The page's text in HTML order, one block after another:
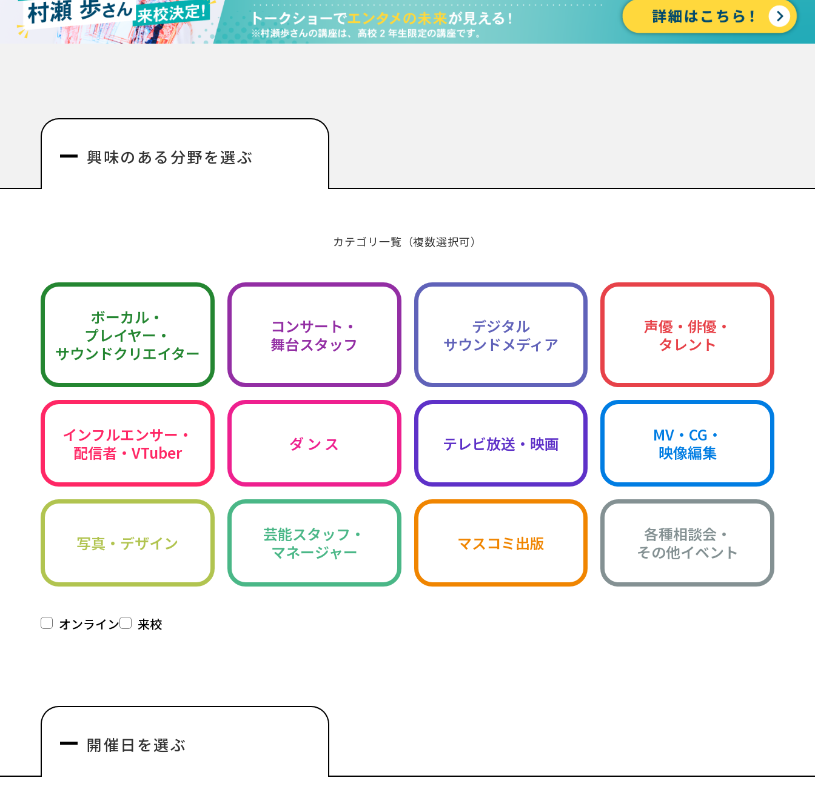
興味のある分野を選ぶ
カテゴリ一覧（複数選択可）
ボーカル・
プレイヤー・
サウンドクリエイター
コンサート・
舞台スタッフ
デジタル
サウンドメディア
声優・俳優・
タレント
インフルエンサー・
配信者・VTuber
ダ ン ス テレビ放送・映画
MV・CG・
映像編集
写真・デザイン
芸能スタッフ・
マネージャー
マスコミ出版
各種相談会・
その他イベント
オンライン 来校
開催日を選ぶ